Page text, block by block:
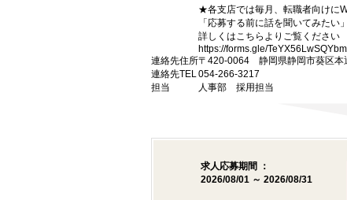
★各支店では毎月、転職者向けに
「応募する前に話を聞いてみた
詳しくはこちらよりご覧ください
https://forms.gle/
連絡先住所〒420-0064 静岡県静岡市葵区本
連絡先TEL054-266-3217
担当
人事部 採用担当
求人応募期間 ：
2026/08/01 ～ 2026/08/31